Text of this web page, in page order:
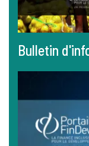
Bulletin